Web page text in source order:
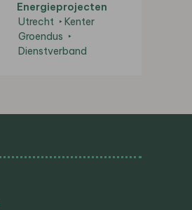
Energieprojecten
Utrecht
Kenter
Groendus
Dienstverband